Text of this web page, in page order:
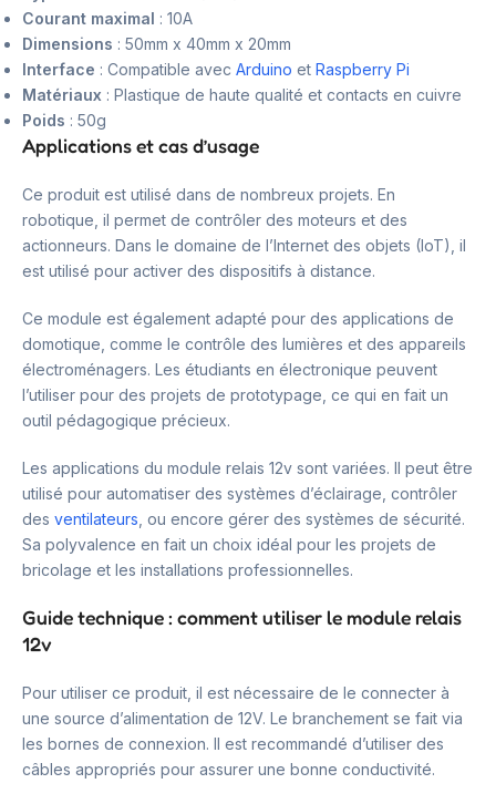
Courant maximal : 10A
Dimensions : 50mm x 40mm x 20mm
Interface : Compatible avec Arduino et Raspberry Pi
Matériaux : Plastique de haute qualité et contacts en cuivre
Poids : 50g
Applications et cas d’usage
Ce produit est utilisé dans de nombreux projets. En
robotique, il permet de contrôler des moteurs et des
actionneurs. Dans le domaine de l’Internet des objets (IoT), il
est utilisé pour activer des dispositifs à distance.
Ce module est également adapté pour des applications de
domotique, comme le contrôle des lumières et des appareils
électroménagers. Les étudiants en électronique peuvent
l’utiliser pour des projets de prototypage, ce qui en fait un
outil pédagogique précieux.
Les applications du module relais 12v sont variées. Il peut être
utilisé pour automatiser des systèmes d’éclairage, contrôler
des ventilateurs , ou encore gérer des systèmes de sécurité.
Sa polyvalence en fait un choix idéal pour les projets de
bricolage et les installations professionnelles.
Guide technique : comment utiliser le module relais
12v
Pour utiliser ce produit, il est nécessaire de le connecter à
une source d’alimentation de 12V. Le branchement se fait via
les bornes de connexion. Il est recommandé d’utiliser des
câbles appropriés pour assurer une bonne conductivité.